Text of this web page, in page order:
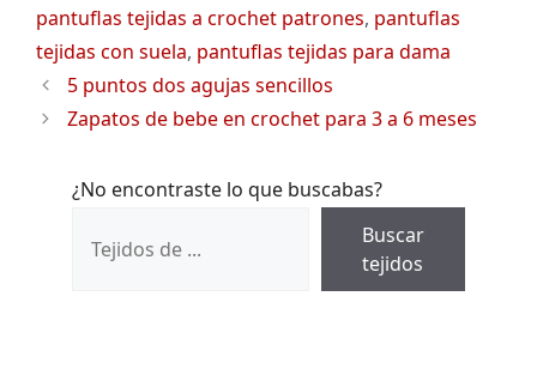
pantuflas tejidas a crochet patrones, pantuflas
tejidas con suela, pantuflas tejidas para dama
5 puntos dos agujas sencillos
Zapatos de bebe en crochet para 3 a 6 meses
¿No encontraste lo que buscabas?
Buscar
tejidos